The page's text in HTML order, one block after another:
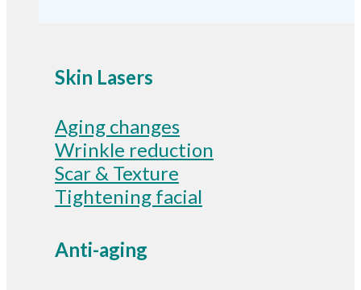
Skin Lasers
Aging changes
Wrinkle reduction
Scar & Texture
Tightening facial
Anti-aging